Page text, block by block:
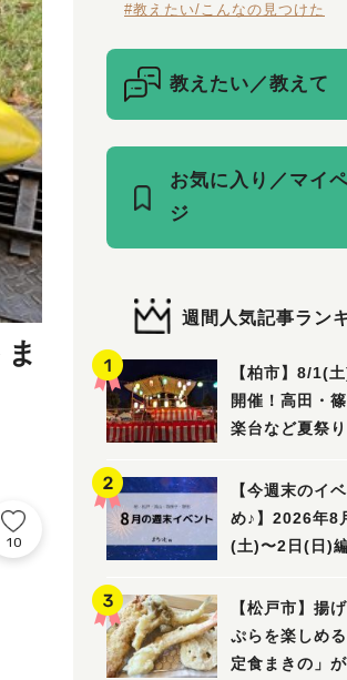
10
#教えたい/こんなの見つけた
教えたい／教えて
お気に入り／マイ
ジ
週間人気記事ラン
【柏市】8/1(
開催！高田・
楽台など夏祭
【今週末のイ
め♪】2026年8
(土)〜2日(日)
【松戸市】揚
ぷらを楽しめ
定食まきの」が